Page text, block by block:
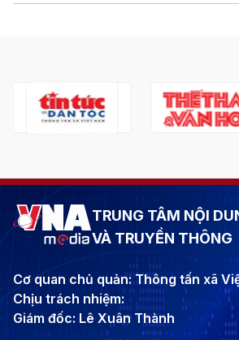
TRUNG TÂM NỘI
VÀ TRUYỀN THÔNG
Cơ quan chủ quản: Thông tấn xã
Chịu trách nhiệm:
Giám đốc: Lê Xuân Thành